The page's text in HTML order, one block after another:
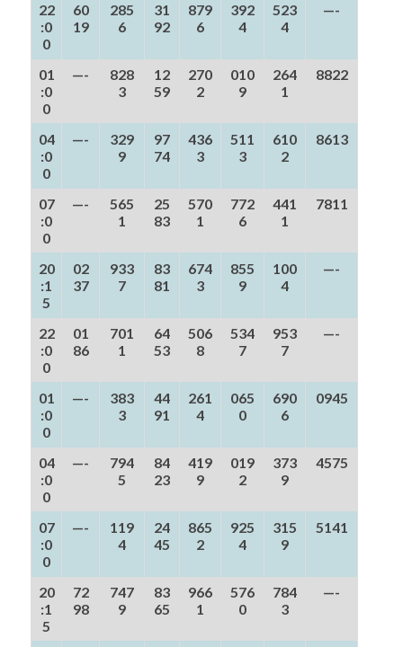
22
:0
0
60
19
285
6
31
92
879
6
392
4
523
4
—-
01
:0
0
—-
828
3
12
59
270
2
010
9
264
1
8822
04
:0
0
—-
329
9
97
74
436
3
511
3
610
2
8613
07
:0
0
—-
565
1
25
83
570
1
772
6
441
1
7811
20
:1
5
02
37
933
7
83
81
674
3
855
9
100
4
—-
22
:0
0
01
86
701
1
64
53
506
8
534
7
953
7
—-
01
:0
0
—-
383
3
44
91
261
4
065
0
690
6
0945
04
:0
0
—-
794
5
84
23
419
9
019
2
373
9
4575
07
:0
0
—-
119
4
24
45
865
2
925
4
315
9
5141
20
:1
5
72
98
747
9
83
65
966
1
576
0
784
3
—-